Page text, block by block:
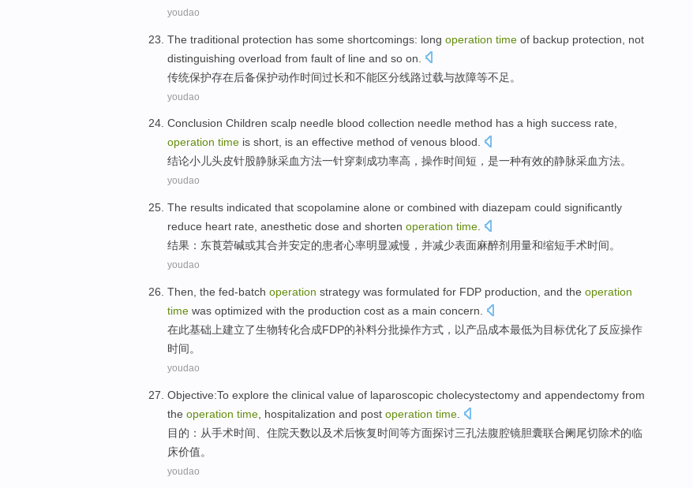
youdao
The traditional protection has some shortcomings: long operation time of backup protection, not
distinguishing overload from fault of line and so on
传统保护存在后备保护动作时间过长和不能区分线路过载与故障等不足。
youdao
Conclusion Children scalp needle blood collection needle method has a high success rate,
operation time is short, is an effective method of venous blood.
结论小儿头皮针股静脉采血方法一针穿刺 成功率高 ， 操作时间短 ， 是一种有效的静脉采血方法。
youdao
The results indicated that scopolamine alone or combined with diazepam could significantly
reduce heart rate, anesthetic dose and shorten operation time
结果 ：东莨菪碱或其合并安定的患者心率明显减慢，并减少表面麻醉剂 用量和缩短手术时间。
youdao
Then, the fed-batch operation strategy was formulated for FDP production, and the operation
time was optimized with the production cost as a main concern.
在此基础上建立了生物转化合成FDP的补料分批操作方式， 以产品成本最低为目标优化了反应操作
时间。
youdao
Objective:To explore the clinical value of laparoscopic cholecystectomy and appendectomy from
the operation time hospitalization and post operation time
目的 ： 从手术时间 住院天数以及术后恢复时间等方面探讨三孔法腹腔镜胆囊联合阑尾切除术的临
床价值。
youdao